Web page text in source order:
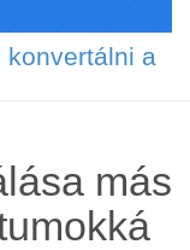
konvertálni a
más